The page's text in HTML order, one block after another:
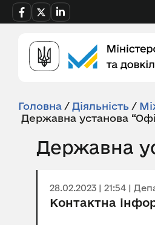
Головна / Діяльність /
Державна установа
Державна
28.02.2023 | 21:54 |
Контактна